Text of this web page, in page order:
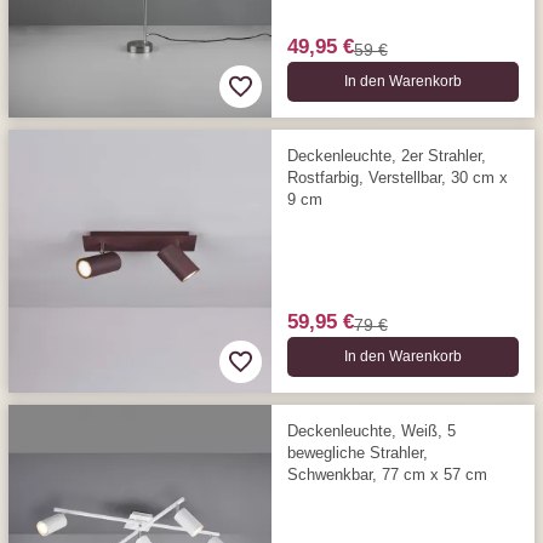
49,95 €59 €
In den Warenkorb
Deckenleuchte, 2er Strahler,
Rostfarbig, Verstellbar, 30 cm x
9 cm
59,95 €79 €
In den Warenkorb
Deckenleuchte, Weiß, 5
bewegliche Strahler,
Schwenkbar, 77 cm x 57 cm